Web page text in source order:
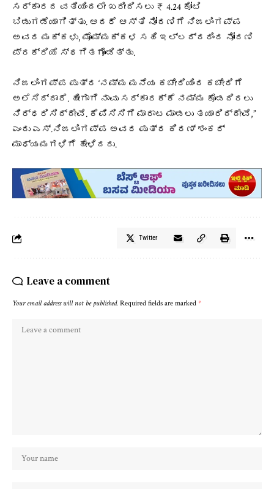
ಸರ್ಕಾರದ ವತಿಯಿಂದಲೇ ಖರೀದಿಸಲು ₹ 4.24 ಕೋಟಿ
ಬಿಡುಗಡೆಯಾಗಿತ್ತು. ಆದರೆ ಆಸ್ತಿ ನೋಂದಣಿಗೆ ನಿಜಲಿಂಗಪ್ಪ
ಅವರ ಮಕ್ಕಳು, ಮೊಮ್ಮಕ್ಕಳ ಸಹಿ ಇಲ್ಲದ್ದರಿಂದ ನೋಂದಣಿ
ಪ್ರಕ್ರಿಯೆ ಸ್ಥಗಿತಗೊಂಡಿತ್ತು.
ನಿಜಲಿಂಗಪ್ಪ ಪುತ್ರ ‘ನಮ್ಮ ಮನೆಯ ಕಚೇರಿಯಿಂದ ಕಚೇರಿಗೆ
ಅಲೆಸಿದ್ದಾರೆ. ಹೀಗಾಗಿ ನಾವು ಸರ್ಕಾರಕ್ಕೆ ನಮ್ಮ ಕೊಡದಿರಲು
ನಿರ್ಧರಿಸಿದ್ದೇವೆ. ಕೆಪಿಸಿಸಿಗೆ ಮಾರಾಟ ಮಾಡಲು ತಯಾರಿದ್ದೇವೆ,”
ಎಂದು ಎಸ್‌.ನಿಜಲಿಂಗಪ್ಪ ಅವರ ಪುತ್ರ ಕಿರಣ್‌ ಶಂಕರ್‌
ಮಾಧ್ಯಮಗಳಿಗೆ ಹೇಳಿದರು.
Twitter
Leave a comment
Your email address will not be published. Required fields are marked *